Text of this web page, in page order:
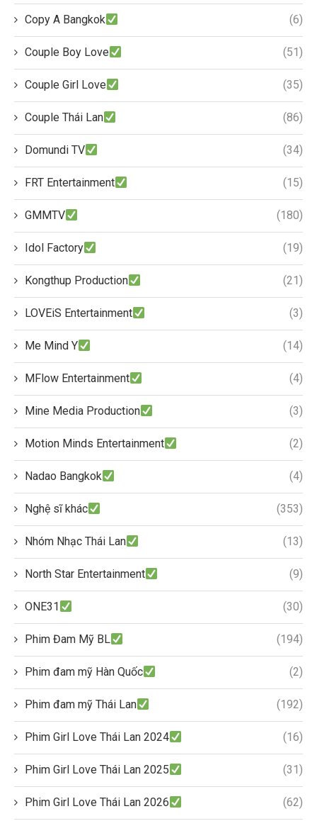
Copy A Bangkok (6)
Couple Boy Love (51)
Couple Girl Love (35)
Couple Thái Lan (86)
Domundi TV (34)
FRT Entertainment (15)
GMMTV (180)
Idol Factory (19)
Kongthup Production (21)
LOVEiS Entertainment (3)
Me Mind Y (14)
MFlow Entertainment (4)
Mine Media Production (3)
Motion Minds Entertainment (2)
Nadao Bangkok (4)
Nghệ sĩ khác (353)
Nhóm Nhạc Thái Lan (13)
North Star Entertainment (9)
ONE31 (30)
Phim Đam Mỹ BL (194)
Phim đam mỹ Hàn Quốc (2)
Phim đam mỹ Thái Lan (192)
Phim Girl Love Thái Lan 2024 (16)
Phim Girl Love Thái Lan 2025 (31)
Phim Girl Love Thái Lan 2026 (62)